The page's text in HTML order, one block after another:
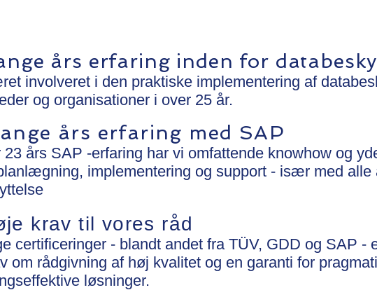
års erfaring inden for
involveret i den praktiske implementering af
og organisationer i over 25 år.
års erfaring med SAP
23 års SAP -erfaring har vi omfattende knowhow og
implementering og support - især med alle
krav til vores råd
certificeringer - blandt andet fra TÜV, GDD og SAP -
om rådgivning af høj kvalitet og en garanti for
løsninger.